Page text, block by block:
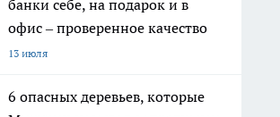
банки себе, на подарок и в
офис – проверенное качество
13 июля
6 опасных деревьев, которые